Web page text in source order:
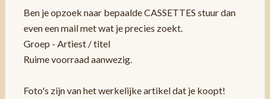
Ben je opzoek naar bepaalde CASSETTES stuur dan
even een mail met wat je precies zoekt.
Groep - Artiest / titel
Ruime voorraad aanwezig.
Foto's zijn van het werkelijke artikel dat je koopt!